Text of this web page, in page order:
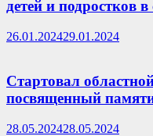
детей и подростков
26.01.202429.01.2024
Стартовал
посвященный
28.05.202428.05.2024